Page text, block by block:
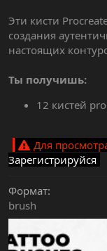
Эти кисти
создания
настоящих
Ты получишь:
12 кистей
Для
Зарегистрируйся
Формат
brush